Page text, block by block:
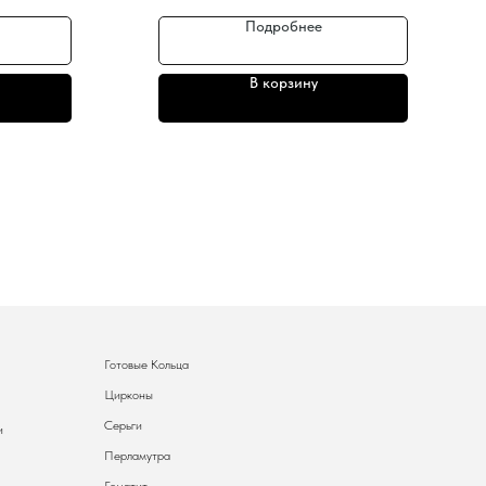
Подробнее
В корзину
Готовые Кольца
Цирконы
Серьги
Перламутра